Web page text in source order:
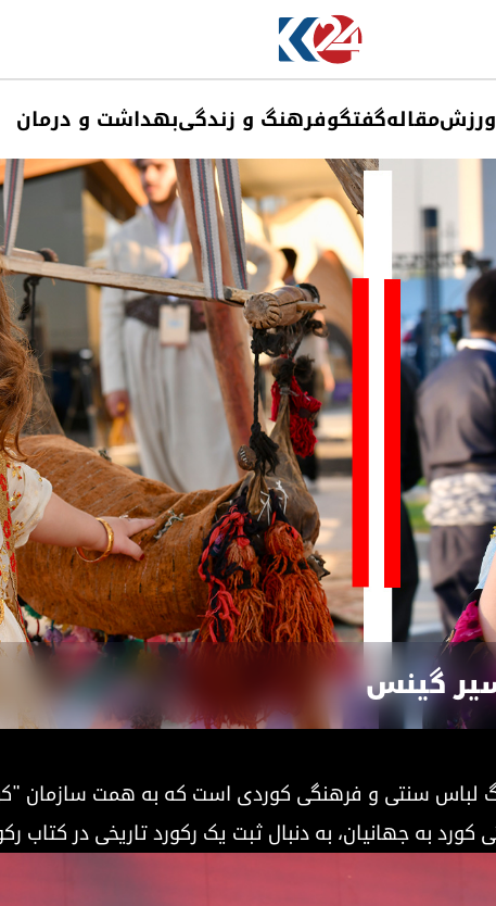
ورزشمقالهگفتگوفرهنگ و زندگیبهداشت و درمان
گینس
به جهانیان، به دنبال ثبت یک رکورد تاریخی در